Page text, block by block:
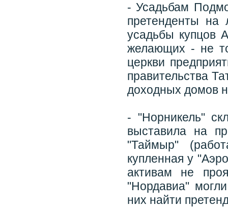
- Усадьбам
претенденты
усадьбы купцов
желающих - не
церкви
правительства
доходных домов
- "Норникель"
выставила на
"Таймыр"
купленная у
активам не
"Нордавиа"
них найти